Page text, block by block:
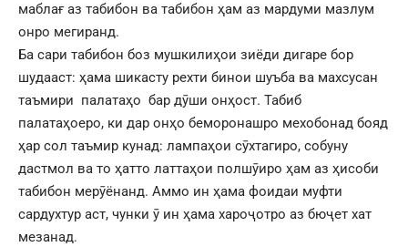
маблағ аз табибон ва табибон ҳам аз мардуми мазлум
онро мегиранд.
Ба сари табибон боз мушкилиҳои зиёди дигаре бор
шудааст: ҳама шикасту рехти бинои шуъба ва махсусан
таъмири палатаҳо бар дӯши онҳост. Табиб
палатаҳоеро, ки дар онҳо беморонашро мехобонад бояд
ҳар сол таъмир кунад: лампаҳои сӯхтагиро, собуну
дастмол ва то ҳатто латтаҳои полшӯиро ҳам аз ҳисоби
табибон мерӯёнанд. Аммо ин ҳама фоидаи муфти
сардухтур аст, чунки ӯ ин ҳама хароҷотро аз бюҷет хат
мезанад.